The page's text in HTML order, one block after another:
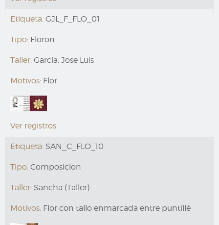
Etiqueta: GJL_F_FLO_01
Tipo: Floron
Taller: García, Jose Luis
Motivos: Flor
Ver registros
Etiqueta: SAN_C_FLO_10
Tipo: Composicion
Taller: Sancha (Taller)
Motivos: Flor con tallo enmarcada entre puntillé